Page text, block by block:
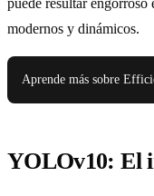
puede resultar
modernos y dinámicos.
Aprende más sobre
YOLOv10: El